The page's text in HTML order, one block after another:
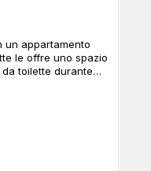
un appartamento
le offre uno spazio
toilette durante
e protegge
Oltre
i suoi
integrato può